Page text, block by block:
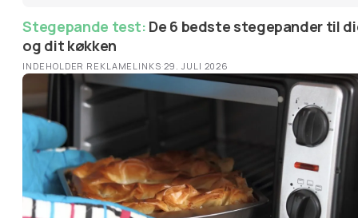
Stegepande test:
og dit køkken
INDEHOLDER REKLAMELINKS·29. JULI 2026